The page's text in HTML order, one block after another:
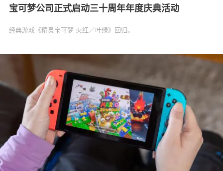
宝可梦公司正式启动三十周年年度庆典活动
经典游戏《精灵宝可梦 火红／叶绿》回归。